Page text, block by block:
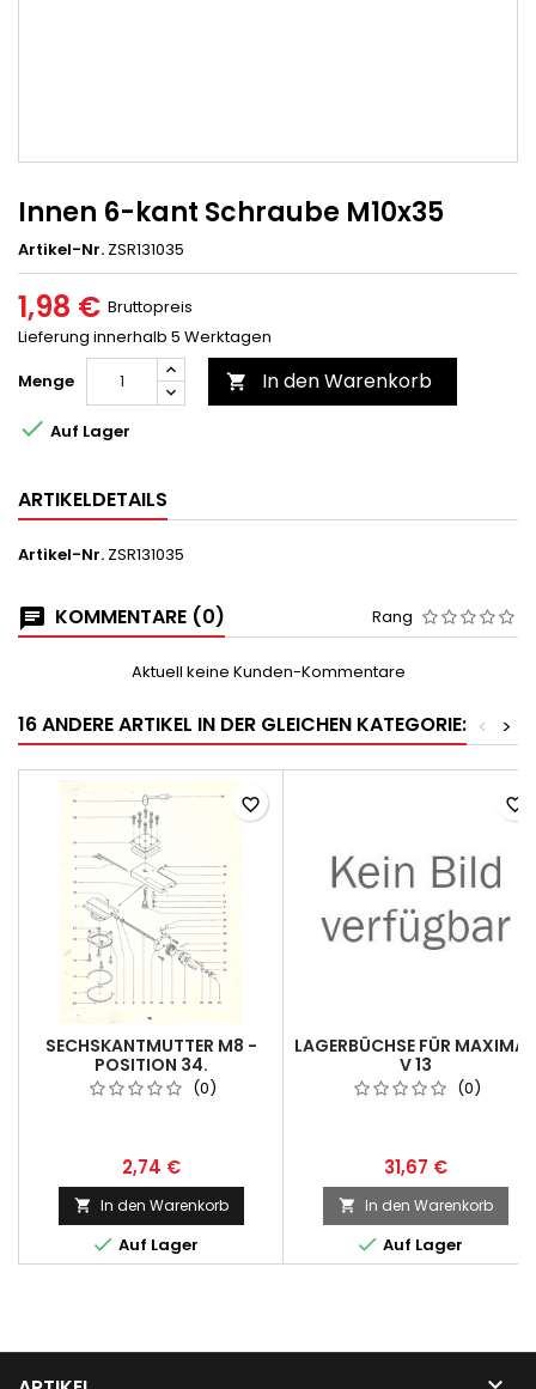
Innen 6-kant Schraube M10x35
Artikel-Nr. ZSR131035
1,98 € Bruttopreis
Lieferung innerhalb 5 Werktagen
Menge
 In den Warenkorb
 Auf Lager
ARTIKELDETAILS
Artikel-Nr. ZSR131035
KOMMENTARE (0) Rang
Aktuell keine Kunden-Kommentare
16 ANDERE ARTIKEL IN DER GLEICHEN KATEGORIE: >
<
SECHSKANTMUTTER M8 -
POSITION 34.
(0)
2,74 €
 In den Warenkorb
 Auf Lager
favorite_border
LAGERBÜCHSE FÜR MAXIMAT
V 13
(0)
31,67 €
 In den Warenkorb
 Auf Lager
favorite_border